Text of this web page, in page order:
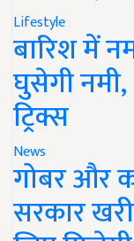
Lifestyle
बारिश में
घुसेगी
ट्रिक्स
News
गोबर और
सरकार